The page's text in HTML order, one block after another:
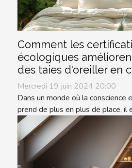
Comment les
écologiques
des taies d'oreiller en
Mercredi 19 juin 2024 20:00
Dans un monde où la conscience
prend de plus en plus de place, il